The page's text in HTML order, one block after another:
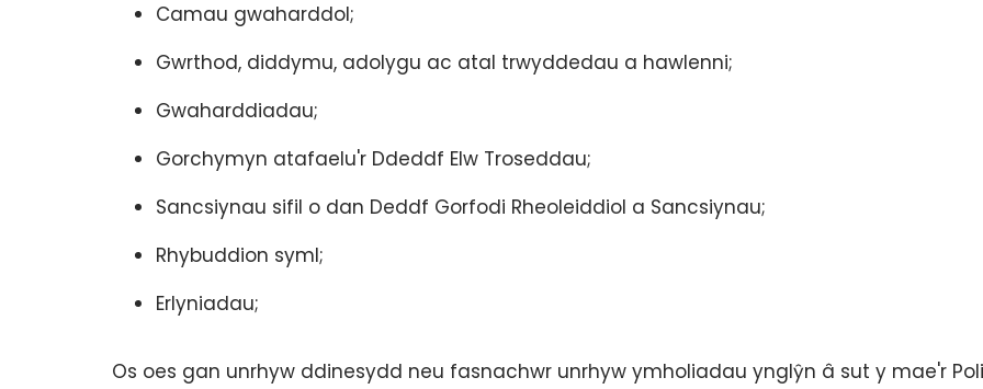
Camau gwaharddol;
Gwrthod, diddymu, adolygu ac atal trwyddedau a hawlenni;
Gwaharddiadau;
Gorchymyn atafaelu'r Ddeddf Elw Troseddau;
Sancsiynau sifil o dan Deddf Gorfodi Rheoleiddiol a Sancsiynau;
Rhybuddion syml;
Erlyniadau;
Os oes gan unrhyw ddinesydd neu fasnachwr unrhyw ymholiadau ynglŷn â sut y mae'r